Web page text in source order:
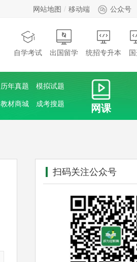
网站地图 移动端 公众号
自学考试 出国留学 统招专升本
历年真题
模拟试题
教材商城
成考搜题 网课
扫码关注公众号